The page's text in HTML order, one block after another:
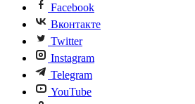
Facebook
Вконтакте
Twitter
Instagram
Telegram
YouTube